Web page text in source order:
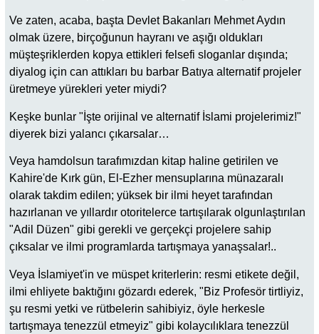
Ve zaten, acaba, başta Devlet Bakanları Mehmet Aydın
olmak üzere, birçoğunun hayranı ve aşığı oldukları
müşteşriklerden kopya ettikleri felsefi sloganlar dışında;
diyalog için can attıkları bu barbar Batıya alternatif projeler
üretmeye yürekleri yeter miydi?
Keşke bunlar "İşte orijinal ve alternatif İslami projelerimiz!"
diyerek bizi yalancı çıkarsalar…
Veya hamdolsun tarafımızdan kitap haline getirilen ve
Kahire'de Kırk gün, El-Ezher mensuplarına münazaralı
olarak takdim edilen; yüksek bir ilmi heyet tarafından
hazırlanan ve yıllardır otoritelerce tartışılarak olgunlaştırılan
"Adil Düzen" gibi gerekli ve gerçekçi projelere sahip
çıksalar ve ilmi programlarda tartışmaya yanaşsalar!..
Veya İslamiyet'in ve müspet kriterlerin: resmi etikete değil,
ilmi ehliyete baktığını gözardı ederek, "Biz Profesör tirtliyiz,
şu resmi yetki ve rütbelerin sahibiyiz, öyle herkesle
tartışmaya tenezzül etmeyiz" gibi kolaycılıklara tenezzül